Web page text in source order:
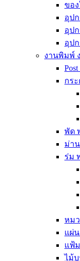
ขอ
อุป
อุป
อุป
งานพิมพ์
กร
พัด
ม่า
ร่ม
หม
แผ่
แฟ้
ไม้